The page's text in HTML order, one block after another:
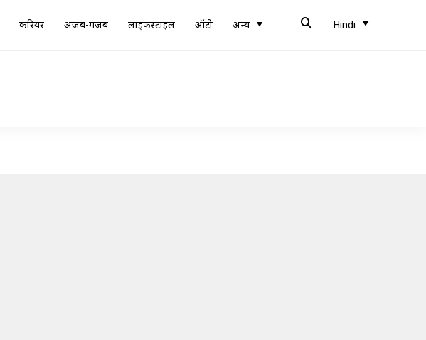
करियर अजब-गजब लाइफस्टाइल ऑटो अन्य Hindi